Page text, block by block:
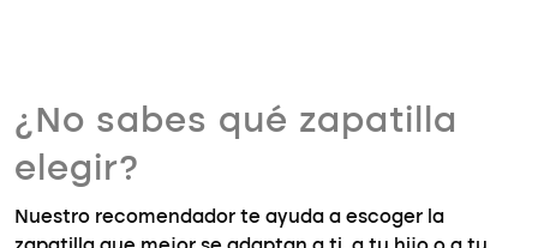
¿No sabes qué zapatilla
elegir?
Nuestro recomendador te ayuda a escoger la